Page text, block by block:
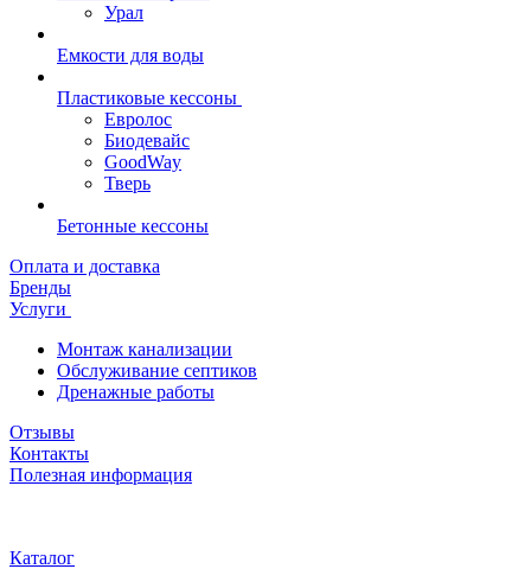
Урал
Емкости для воды
Пластиковые кессоны
Евролос
Биодевайс
GoodWay
Тверь
Бетонные кессоны
Оплата и доставка
Бренды
Услуги
Монтаж канализации
Обслуживание септиков
Дренажные работы
Отзывы
Контакты
Полезная информация
Каталог